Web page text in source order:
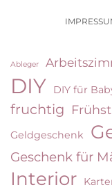
Ableger
DIY DIY für
fruchtig
Geldgeschenk
Geschenk für
Interior